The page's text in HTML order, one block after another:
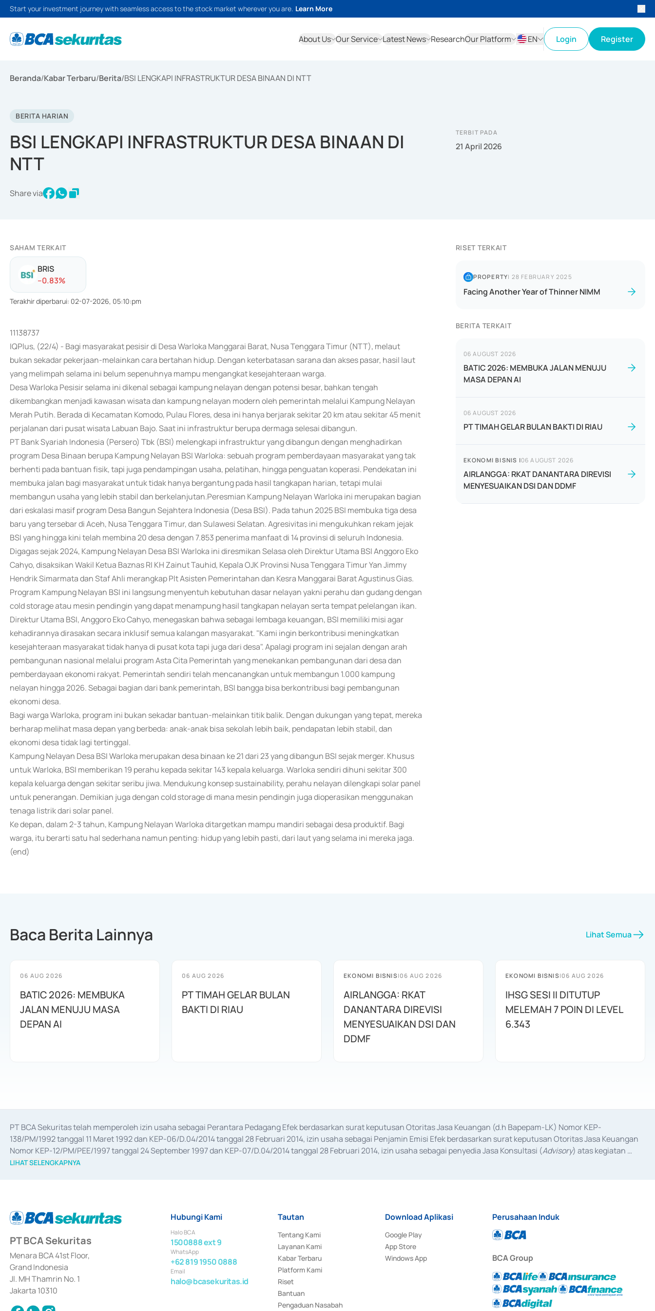
Start your investment journey with seamless access to the stock market wherever you are. Learn More
About Us Our Service Latest News ResearchOur Platform
EN
Login Register
Beranda/Kabar Terbaru/Berita/BSI LENGKAPI INFRASTRUKTUR DESA BINAAN DI NTT
BERITA HARIAN
BSI LENGKAPI INFRASTRUKTUR DESA BINAAN DI
NTT
Share via
TERBIT PADA
21 April 2026
SAHAM TERKAIT
BRIS
--0.83%
Terakhir diperbarui: 02-07-2026, 05:10:pm
11138737
IQPlus, (22/4) - Bagi masyarakat pesisir di Desa Warloka Manggarai Barat, Nusa Tenggara Timur (NTT), melaut
bukan sekadar pekerjaan-melainkan cara bertahan hidup. Dengan keterbatasan sarana dan akses pasar, hasil laut
yang melimpah selama ini belum sepenuhnya mampu mengangkat kesejahteraan warga.
Desa Warloka Pesisir selama ini dikenal sebagai kampung nelayan dengan potensi besar, bahkan tengah
dikembangkan menjadi kawasan wisata dan kampung nelayan modern oleh pemerintah melalui Kampung Nelayan
Merah Putih. Berada di Kecamatan Komodo, Pulau Flores, desa ini hanya berjarak sekitar 20 km atau sekitar 45 menit
perjalanan dari pusat wisata Labuan Bajo. Saat ini infrastruktur berupa dermaga selesai dibangun.
PT Bank Syariah Indonesia (Persero) Tbk (BSI) melengkapi infrastruktur yang dibangun dengan menghadirkan
program Desa Binaan berupa Kampung Nelayan BSI Warloka: sebuah program pemberdayaan masyarakat yang tak
berhenti pada bantuan fisik, tapi juga pendampingan usaha, pelatihan, hingga penguatan koperasi. Pendekatan ini
membuka jalan bagi masyarakat untuk tidak hanya bergantung pada hasil tangkapan harian, tetapi mulai
membangun usaha yang lebih stabil dan berkelanjutan.Peresmian Kampung Nelayan Warloka ini merupakan bagian
dari eskalasi masif program Desa Bangun Sejahtera Indonesia (Desa BSI). Pada tahun 2025 BSI membuka tiga desa
baru yang tersebar di Aceh, Nusa Tenggara Timur, dan Sulawesi Selatan. Agresivitas ini mengukuhkan rekam jejak
BSI yang hingga kini telah membina 20 desa dengan 7.853 penerima manfaat di 14 provinsi di seluruh Indonesia.
Digagas sejak 2024, Kampung Nelayan Desa BSI Warloka ini diresmikan Selasa oleh Direktur Utama BSI Anggoro Eko
Cahyo, disaksikan Wakil Ketua Baznas RI KH Zainut Tauhid, Kepala OJK Provinsi Nusa Tenggara Timur Yan Jimmy
Hendrik Simarmata dan Staf Ahli merangkap Plt Asisten Pemerintahan dan Kesra Manggarai Barat Agustinus Gias.
Program Kampung Nelayan BSI ini langsung menyentuh kebutuhan dasar nelayan yakni perahu dan gudang dengan
cold storage atau mesin pendingin yang dapat menampung hasil tangkapan nelayan serta tempat pelelangan ikan.
Direktur Utama BSI, Anggoro Eko Cahyo, menegaskan bahwa sebagai lembaga keuangan, BSI memiliki misi agar
kehadirannya dirasakan secara inklusif semua kalangan masyarakat. "Kami ingin berkontribusi meningkatkan
kesejahteraan masyarakat tidak hanya di pusat kota tapi juga dari desa". Apalagi program ini sejalan dengan arah
pembangunan nasional melalui program Asta Cita Pemerintah yang menekankan pembangunan dari desa dan
pemberdayaan ekonomi rakyat. Pemerintah sendiri telah mencanangkan untuk membangun 1.000 kampung
nelayan hingga 2026. Sebagai bagian dari bank pemerintah, BSI bangga bisa berkontribusi bagi pembangunan
ekonomi desa.
Bagi warga Warloka, program ini bukan sekadar bantuan-melainkan titik balik. Dengan dukungan yang tepat, mereka
berharap melihat masa depan yang berbeda: anak-anak bisa sekolah lebih baik, pendapatan lebih stabil, dan
ekonomi desa tidak lagi tertinggal.
Kampung Nelayan Desa BSI Warloka merupakan desa binaan ke 21 dari 23 yang dibangun BSI sejak merger. Khusus
untuk Warloka, BSI memberikan 19 perahu kepada sekitar 143 kepala keluarga. Warloka sendiri dihuni sekitar 300
kepala keluarga dengan sekitar seribu jiwa. Mendukung konsep sustainability, perahu nelayan dilengkapi solar panel
untuk penerangan. Demikian juga dengan cold storage di mana mesin pendingin juga dioperasikan menggunakan
tenaga listrik dari solar panel.
Ke depan, dalam 2-3 tahun, Kampung Nelayan Warloka ditargetkan mampu mandiri sebagai desa produktif. Bagi
warga, itu berarti satu hal sederhana namun penting: hidup yang lebih pasti, dari laut yang selama ini mereka jaga.
(end)
RISET TERKAIT
PROPERTY| 28 FEBRUARY 2025
Facing Another Year of Thinner NIMM
BERITA TERKAIT
06 AUGUST 2026
BATIC 2026: MEMBUKA JALAN MENUJU
MASA DEPAN AI
06 AUGUST 2026
PT TIMAH GELAR BULAN BAKTI DI RIAU
EKONOMI BISNIS |06 AUGUST 2026
AIRLANGGA: RKAT DANANTARA DIREVISI
MENYESUAIKAN DSI DAN DDMF
Baca Berita Lainnya Lihat Semua
06 AUG 2026
BATIC 2026: MEMBUKA
JALAN MENUJU MASA
DEPAN AI
06 AUG 2026
PT TIMAH GELAR BULAN
BAKTI DI RIAU
EKONOMI BISNIS|06 AUG 2026
AIRLANGGA: RKAT
DANANTARA DIREVISI
MENYESUAIKAN DSI DAN
DDMF
EKONOMI BISNIS|06 AUG 2026
IHSG SESI II DITUTUP
MELEMAH 7 POIN DI LEVEL
6.343
PT BCA Sekuritas telah memperoleh izin usaha sebagai Perantara Pedagang Efek berdasarkan surat keputusan Otoritas Jasa Keuangan (d.h Bapepam-LK) Nomor KEP-
138/PM/1992 tanggal 11 Maret 1992 dan KEP-06/D.04/2014 tanggal 28 Februari 2014, izin usaha sebagai Penjamin Emisi Efek berdasarkan surat keputusan Otoritas Jasa Keuangan
Nomor KEP-12/PM/PEE/1997 tanggal 24 September 1997 dan KEP-07/D.04/2014 tanggal 28 Februari 2014, izin usaha sebagai penyedia Jasa Konsultasi (Advisory) atas kegiatan
merger, akuisisi, divestasi, dan
LIHAT SELENGKAPNYA
PT BCA Sekuritas
Menara BCA 41st Floor,
Grand Indonesia
Jl. MH Thamrin No. 1
Jakarta 10310
Hubungi Kami
Halo BCA
1500888 ext 9
WhatsApp
+62 819 1950 0888
Email
halo@bcasekuritas.id
Tautan
Tentang Kami
Layanan Kami
Kabar Terbaru
Platform Kami
Riset
Bantuan
Pengaduan Nasabah
Download Aplikasi
Google Play
App Store
Windows App
Perusahaan Induk
BCA Group